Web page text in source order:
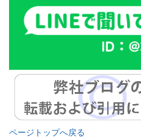
ページトップへ戻る